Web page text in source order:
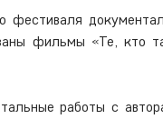
фестиваля
фильмы «Те, кто
работы с